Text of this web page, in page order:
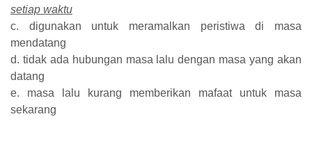
setiap waktu
c. digunakan untuk meramalkan peristiwa di masa
mendatang
d. tidak ada hubungan masa lalu dengan masa yang akan
datang
e. masa lalu kurang memberikan mafaat untuk masa
sekarang